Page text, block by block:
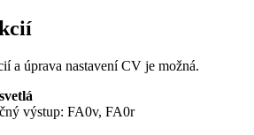
a úprava nastavení CV je možná.
výstup: FA0v, FA0r